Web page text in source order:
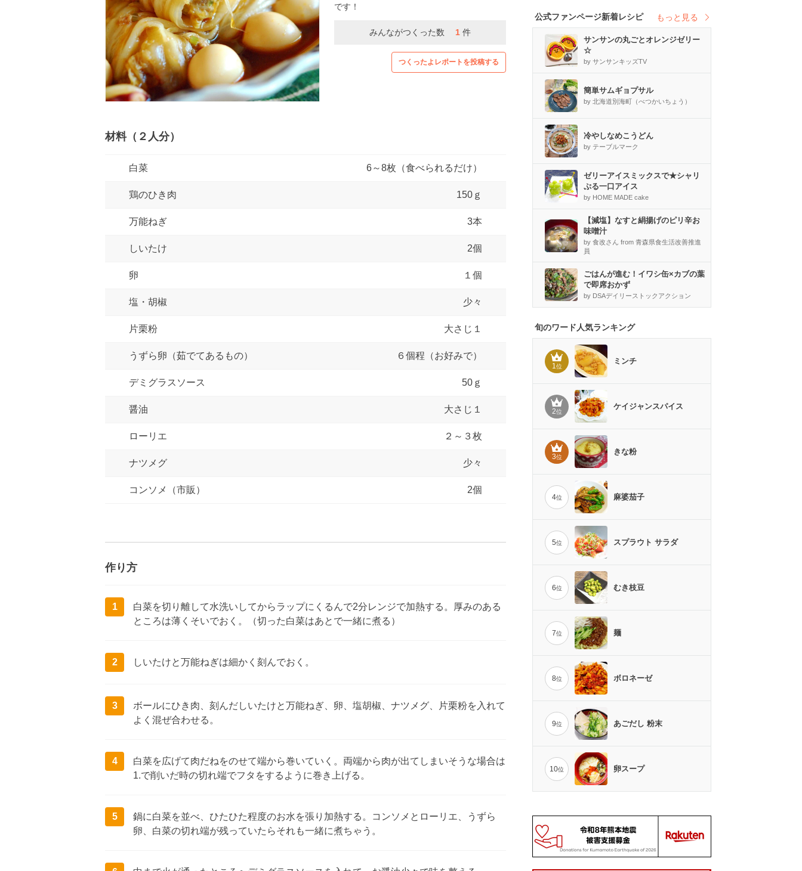
です！
みんながつくった数 1 件
つくったよレポートを投稿する
材料（２人分）
白菜 6～8枚（食べられるだけ）
鶏のひき肉 150ｇ
万能ねぎ 3本
しいたけ 2個
卵 １個
塩・胡椒 少々
片栗粉 大さじ１
うずら卵（茹でてあるもの） ６個程（お好みで）
デミグラスソース 50ｇ
醤油 大さじ１
ローリエ ２～３枚
ナツメグ 少々
コンソメ（市販） 2個
作り方
1
白菜を切り離して水洗いしてからラップにくるんで2分レンジで加熱する。厚みのある
ところは薄くそいでおく。（切った白菜はあとで一緒に煮る）
2 しいたけと万能ねぎは細かく刻んでおく。
3
ボールにひき肉、刻んだしいたけと万能ねぎ、卵、塩胡椒、ナツメグ、片栗粉を入れて
よく混ぜ合わせる。
4
白菜を広げて肉だねをのせて端から巻いていく。両端から肉が出てしまいそうな場合は
1.で削いだ時の切れ端でフタをするように巻き上げる。
5
鍋に白菜を並べ、ひたひた程度のお水を張り加熱する。コンソメとローリエ、うずら
卵、白菜の切れ端が残っていたらそれも一緒に煮ちゃう。
公式ファンページ新着レシピ もっと見る
サンサンの丸ごとオレンジゼリー
☆
by サンサンキッズTV
簡単サムギョプサル
by 北海道別海町（べつかいちょう）
冷やしなめこうどん
by テーブルマーク
ゼリーアイスミックスで★シャリ
ぷる一口アイス
by HOME MADE cake
【減塩】なすと絹揚げのピリ辛お
味噌汁
by 食改さん from 青森県食生活改善推進
員
ごはんが進む！イワシ缶×カブの葉
で即席おかず
by DSAデイリーストックアクション
旬のワード人気ランキング
1位
ミンチ
2位
ケイジャンスパイス
3位
きな粉
4位 麻婆茄子
5位 スプラウト サラダ
6位 むき枝豆
7位 麺
8位 ボロネーゼ
9位 あごだし 粉末
10位 卵スープ